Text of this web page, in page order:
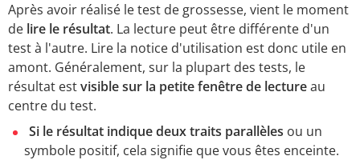
Après avoir réalisé le test de grossesse, vient le moment
de lire le résultat. La lecture peut être différente d'un
test à l'autre. Lire la notice d'utilisation est donc utile en
amont. Généralement, sur la plupart des tests, le
résultat estvisible sur la petite fenêtre de lectureau
centre du test.
Si le résultat indique deux traits parallèles ou un
symbole positif, cela signifie que vous êtes enceinte.